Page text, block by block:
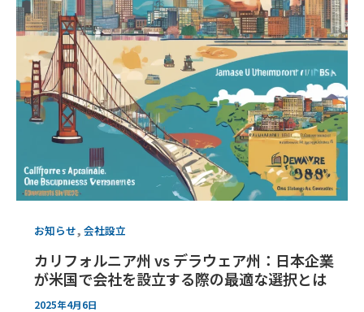
お知らせ, 会社設立
カリフォルニア州 vs デラウェア州：日本企業
が米国で会社を設立する際の最適な選択とは
2025年4月6日